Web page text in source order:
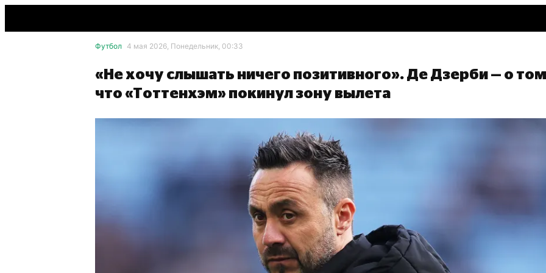
Футбол 4 мая 2026, Понедельник, 00:33
«Не хочу слышать ничего позитивного». Де Дзерби — о
что «Тоттенхэм» покинул зону вылета